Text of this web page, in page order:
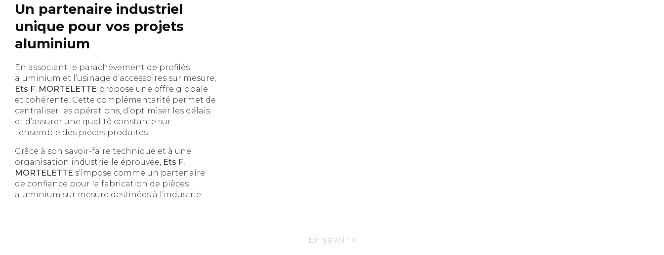
Un partenaire industriel
unique pour vos projets
aluminium
En associant le parachèvement de profilés
aluminium et l’usinage d’accessoires sur mesure,
Ets F. MORTELETTE propose une offre globale
et cohérente. Cette complémentarité permet de
centraliser les opérations, d’optimiser les délais
et d’assurer une qualité constante sur
l’ensemble des pièces produites.
Grâce à son savoir-faire technique et à une
organisation industrielle éprouvée, Ets F.
MORTELETTE s’impose comme un partenaire
de confiance pour la fabrication de pièces
aluminium sur mesure destinées à l’industrie.
En savoir +